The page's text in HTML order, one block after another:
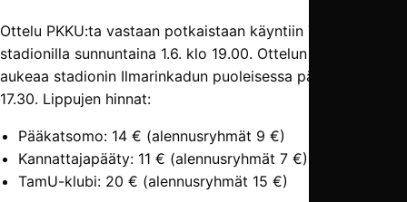
Ottelu PKKU:ta vastaan potkaistaan käyntiin Tammelan
stadionilla sunnuntaina 1.6. klo 19.00. Ottelun lipunmyynti
aukeaa stadionin Ilmarinkadun puoleisessa päädyssä klo
17.30. Lippujen hinnat:
Pääkatsomo: 14 € (alennusryhmät 9 €)
Kannattajapääty: 11 € (alennusryhmät 7 €)
TamU-klubi: 20 € (alennusryhmät 15 €)